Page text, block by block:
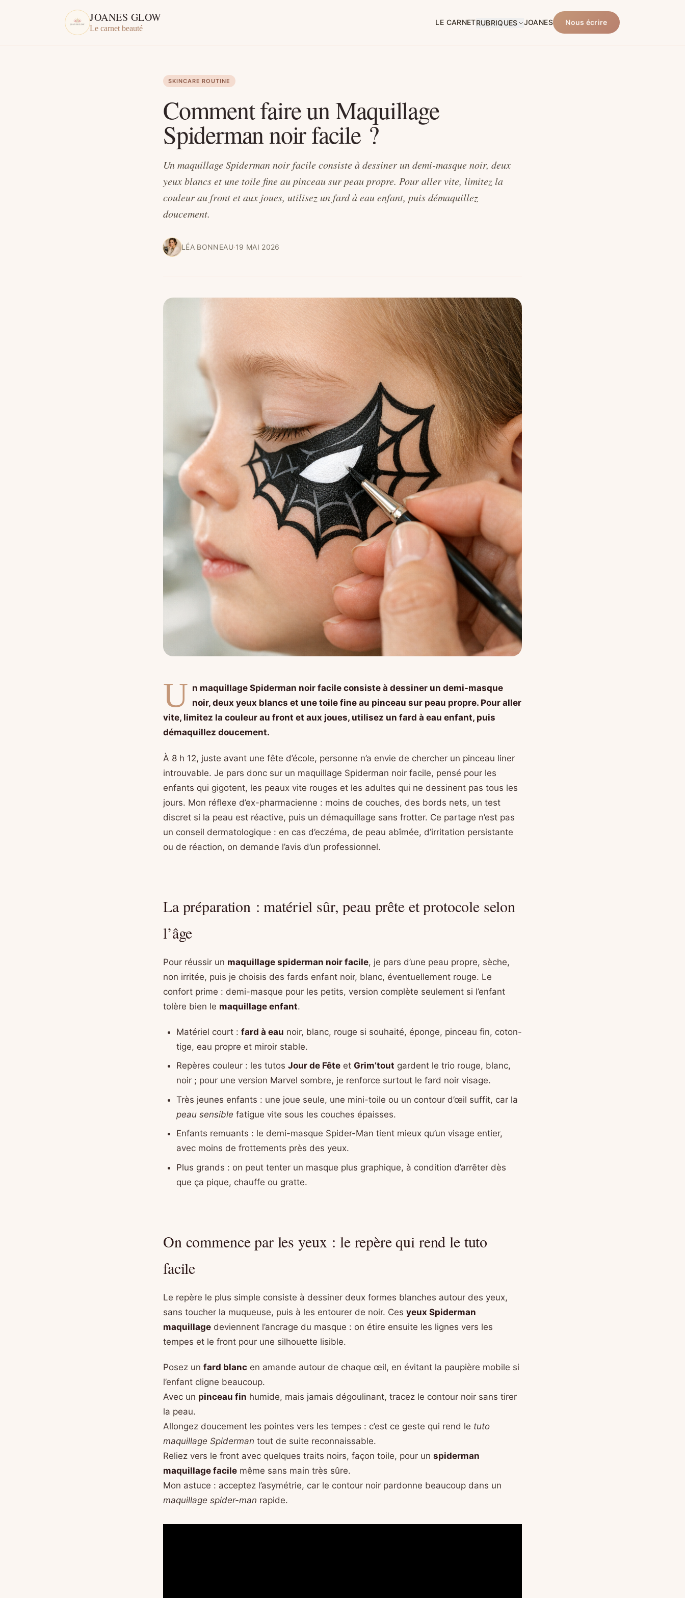
JOANES GLOW
Le carnet beauté
LE CARNETRUBRIQUES JOANES Nous écrire
SKINCARE ROUTINE
Comment faire un Maquillage
Spiderman noir facile ?
Un maquillage Spiderman noir facile consiste à dessiner un demi-masque noir, deux
yeux blancs et une toile fine au pinceau sur peau propre. Pour aller vite, limitez la
couleur au front et aux joues, utilisez un fard à eau enfant, puis démaquillez
doucement.
LÉA BONNEAU·19 MAI 2026
U n maquillage Spiderman noir facile consiste à dessiner un demi-masque
noir, deux yeux blancs et une toile fine au pinceau sur peau propre. Pour aller
vite, limitez la couleur au front et aux joues, utilisez un fard à eau enfant, puis
démaquillez doucement.
À 8 h 12, juste avant une fête d’école, personne n’a envie de chercher un pinceau liner
introuvable. Je pars donc sur un maquillage Spiderman noir facile, pensé pour les
enfants qui gigotent, les peaux vite rouges et les adultes qui ne dessinent pas tous les
jours. Mon réflexe d’ex-pharmacienne : moins de couches, des bords nets, un test
discret si la peau est réactive, puis un démaquillage sans frotter. Ce partage n’est pas
un conseil dermatologique : en cas d’eczéma, de peau abîmée, d’irritation persistante
ou de réaction, on demande l’avis d’un professionnel.
La préparation : matériel sûr, peau prête et protocole selon
l’âge
Pour réussir un maquillage spiderman noir facile, je pars d’une peau propre, sèche,
non irritée, puis je choisis des fards enfant noir, blanc, éventuellement rouge. Le
confort prime : demi-masque pour les petits, version complète seulement si l’enfant
tolère bien le maquillage enfant.
Matériel court : fard à eau noir, blanc, rouge si souhaité, éponge, pinceau fin, coton-
tige, eau propre et miroir stable.
Repères couleur : les tutos Jour de Fêteet Grim’tout gardent le trio rouge, blanc,
noir ; pour une version Marvel sombre, je renforce surtout le fard noir visage.
Très jeunes enfants : une joue seule, une mini-toile ou un contour d’œil suffit, car la
peau sensible fatigue vite sous les couches épaisses.
Enfants remuants : le demi-masque Spider-Man tient mieux qu’un visage entier,
avec moins de frottements près des yeux.
Plus grands : on peut tenter un masque plus graphique, à condition d’arrêter dès
que ça pique, chauffe ou gratte.
On commence par les yeux : le repère qui rend le tuto
facile
Le repère le plus simple consiste à dessiner deux formes blanches autour des yeux,
sans toucher la muqueuse, puis à les entourer de noir. Ces yeux Spiderman
maquillage deviennent l’ancrage du masque : on étire ensuite les lignes vers les
tempes et le front pour une silhouette lisible.
Posez un fard blanc en amande autour de chaque œil, en évitant la paupière mobile si
l’enfant cligne beaucoup.
Avec un pinceau fin humide, mais jamais dégoulinant, tracez le contour noir sans tirer
la peau.
Allongez doucement les pointes vers les tempes : c’est ce geste qui rend le tuto
maquillage Spiderman tout de suite reconnaissable.
Reliez vers le front avec quelques traits noirs, façon toile, pour un spiderman
maquillage facile même sans main très sûre.
Mon astuce : acceptez l’asymétrie, car le contour noir pardonne beaucoup dans un
maquillage spider-man rapide.